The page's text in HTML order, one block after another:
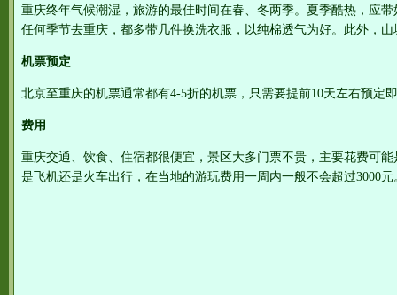
重庆终年气候潮湿，旅游的最佳时间在春、冬两季。夏季酷热，应
任何季节去重庆，都多带几件换洗衣服，以纯棉透气为好。此外，
机票预定
北京至重庆的机票通常都有4-5折的机票，只需要提前10天左右预定
费用
重庆交通、饮食、住宿都很便宜，景区大多门票不贵，主要花费可
是飞机还是火车出行，在当地的游玩费用一周内一般不会超过3000元